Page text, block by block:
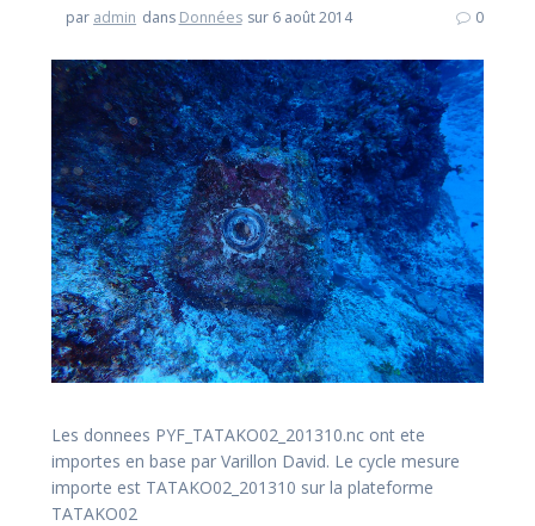
par admin dans Données sur 6 août 2014 0
Les donnees PYF_TATAKO02_201310.nc ont ete
importes en base par Varillon David. Le cycle mesure
importe est TATAKO02_201310 sur la plateforme
TATAKO02